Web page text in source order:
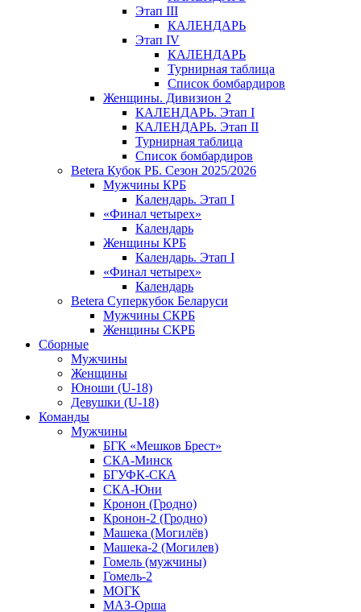
Этап III
КАЛЕНДАРЬ
Этап IV
КАЛЕНДАРЬ
Турнирная таблица
Список бомбардиров
Женщины. Дивизион 2
КАЛЕНДАРЬ. Этап I
КАЛЕНДАРЬ. Этап II
Турнирная таблица
Список бомбардиров
Betera Кубок РБ. Сезон 2025/2026
Мужчины КРБ
Календарь. Этап I
«Финал четырех»
Календарь
Женщины КРБ
Календарь. Этап I
«Финал четырех»
Календарь
Betera Суперкубок Беларуси
Мужчины СКРБ
Женщины СКРБ
Сборные
Мужчины
Женщины
Юноши (U-18)
Девушки (U-18)
Команды
Мужчины
БГК «Мешков Брест»
СКА-Минск
БГУФК-СКА
СКА-Юни
Кронон (Гродно)
Кронон-2 (Гродно)
Машека (Могилёв)
Машека-2 (Могилев)
Гомель (мужчины)
Гомель-2
МОГК
МАЗ-Орша